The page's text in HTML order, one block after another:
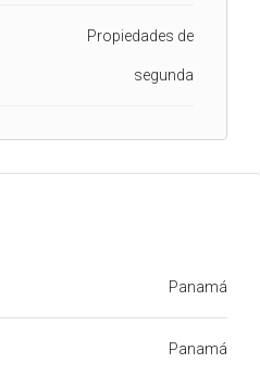
Propiedades de
segunda
Panamá
Panamá